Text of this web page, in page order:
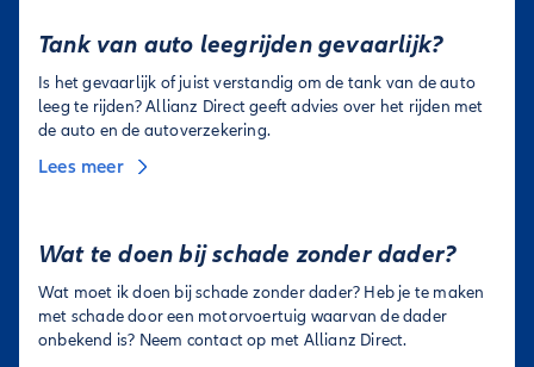
Tank van auto leegrijden gevaarlijk?
Is het gevaarlijk of juist verstandig om de tank van de auto
leeg te rijden? Allianz Direct geeft advies over het rijden met
de auto en de autoverzekering.
Lees meer
Wat te doen bij schade zonder dader?
Wat moet ik doen bij schade zonder dader? Heb je te maken
met schade door een motorvoertuig waarvan de dader
onbekend is? Neem contact op met Allianz Direct.